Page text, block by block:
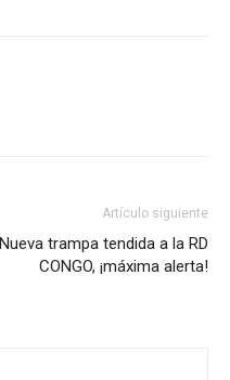
Artículo siguiente
Nueva trampa tendida a la RD
CONGO, ¡máxima alerta!